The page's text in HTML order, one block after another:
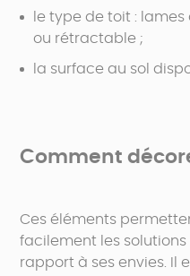
le type de toit :
ou rétractable ;
la surface au sol
Comment
Ces éléments
facilement les
rapport à ses envies. Il